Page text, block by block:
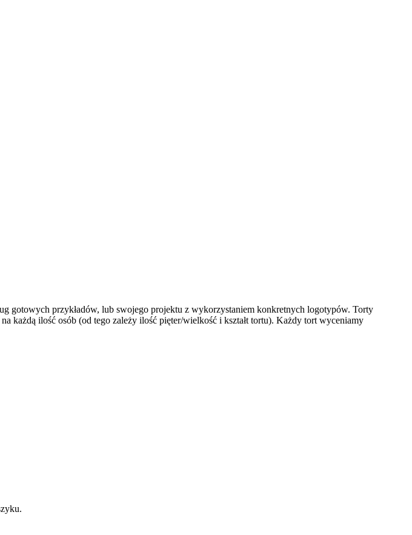
gotowych przykładów, lub swojego projektu z wykorzystaniem konkretnych logotypów. Torty
ilość osób (od tego zależy ilość pięter/wielkość i kształt tortu). Każdy tort wyceniamy